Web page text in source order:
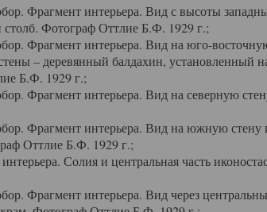
Фрагмент интерьера. Вид с высоты
Фотограф Оттлие Б.Ф. 1929 г.;
Фрагмент интерьера. Вид на юго-
– деревянный балдахин, установленный
Б.Ф. 1929 г.;
Фрагмент интерьера. Вид на северную
Фрагмент интерьера. Вид на южную стену
Оттлие Б.Ф. 1929 г.;
Солия и центральная часть
Фрагмент интерьера. Вид через